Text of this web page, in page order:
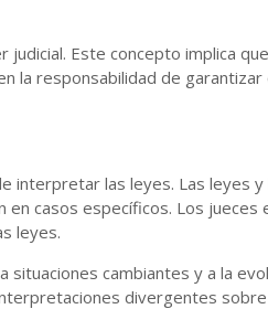
Este concepto implica
la responsabilidad de
interpretar las leyes. Las leyes
casos específicos. Los jueces
leyes.
cambiantes y a la
divergentes sobre